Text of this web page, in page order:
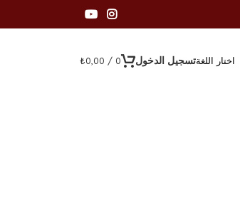
اختار اللغةتسجيل الدخول 0
/
₺0,00